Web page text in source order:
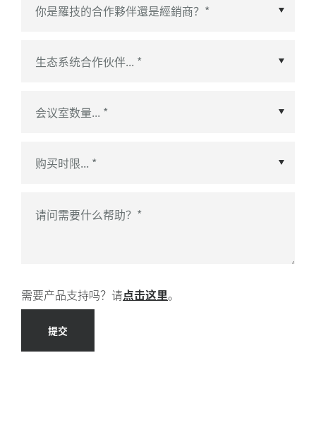
生态系统合作伙伴
购买时限 *
请问需要什么帮助？ *
需要产品支持吗？请点击这里。
提交